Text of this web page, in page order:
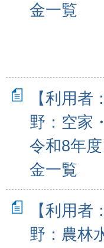
金一覧
【利用者
野：空家
令和8年
金一覧
【利用者
野：農林